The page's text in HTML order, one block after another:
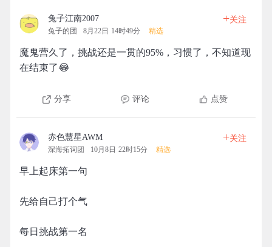
兔子江南2007
兔子的团 8月22日 14时49分 精选
+关注
魔鬼营久了，挑战还是一贯的95%，习惯了，不知道现
在结束了😂
分享 评论 点赞
赤色慧星AWM
深海拓词团 10月8日 22时15分 精选
+关注
早上起床第一句
先给自己打个气
每日挑战第一名